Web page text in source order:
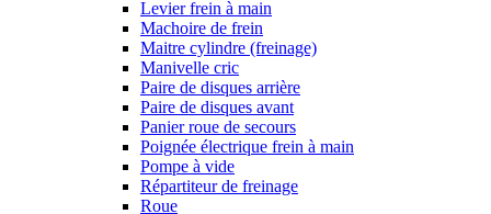
Levier frein à main
Machoire de frein
Maitre cylindre (freinage)
Manivelle cric
Paire de disques arrière
Paire de disques avant
Panier roue de secours
Poignée électrique frein à main
Pompe à vide
Répartiteur de freinage
Roue